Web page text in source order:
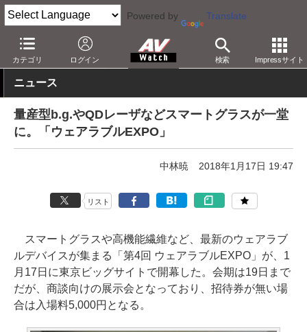
Powered by Translate
カテゴリ ログイン 検索 Impressサイト
AV Watch イベント
ニュース
量産型b.g.やQDレーザなどスマートグラスが一堂
に。「ウェアラブルEXPO」
中林暁 2018年1月17日 19:47
リスト
スマートグラスや高機能繊維など、最新のウェアラブ
ルデバイスが集まる「第4回 ウェアラブルEXPO」が、1
月17日に東京ビッグサイトで開幕した。会期は19日まで
だが、商談向けの展示会となっており、招待券が無い場
合は入場料5,000円となる。